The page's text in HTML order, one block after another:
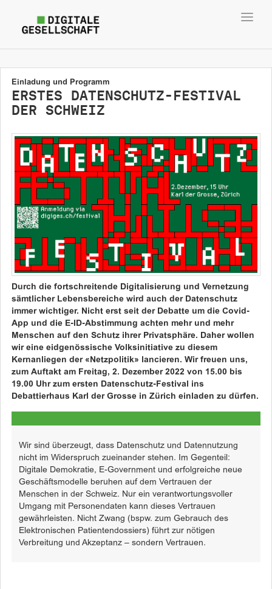
Einladung und Programm
ERSTES DATENSCHUTZ-FESTIVAL
DER SCHWEIZ
Durch die fortschreitende Digitalisierung und Vernetzung
sämtlicher Lebensbereiche wird auch der Datenschutz
immer wichtiger. Nicht erst seit der Debatte um die Covid-
App und die E-ID-Abstimmung achten mehr und mehr
Menschen auf den Schutz ihrer Privatsphäre. Daher wollen
wir eine eidgenössische Volksinitiative zu diesem
Kernanliegen der «Netzpolitik» lancieren. Wir freuen uns,
zum Auftakt am Freitag, 2. Dezember 2022 von 15.00 bis
19.00 Uhr zum ersten Datenschutz-Festival ins
Debattierhaus Karl der Grosse in Zürich einladen zu dürfen.
Wir sind überzeugt, dass Datenschutz und Datennutzung
nicht im Widerspruch zueinander stehen. Im Gegenteil:
Digitale Demokratie, E-Government und erfolgreiche neue
Geschäftsmodelle beruhen auf dem Vertrauen der
Menschen in der Schweiz. Nur ein verantwortungsvoller
Umgang mit Personendaten kann dieses Vertrauen
gewährleisten. Nicht Zwang (bspw. zum Gebrauch des
Elektronischen Patientendossiers) führt zur nötigen
Verbreitung und Akzeptanz – sondern Vertrauen.